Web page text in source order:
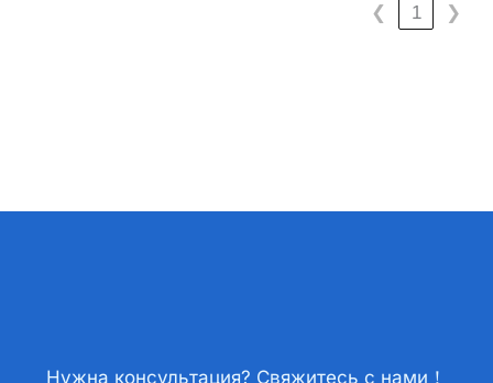
❮ 1 ❯
Нужна консультация? Свяжитесь с нами！